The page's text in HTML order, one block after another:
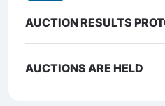
AUCTION RESULTS
AUCTIONS ARE HELD